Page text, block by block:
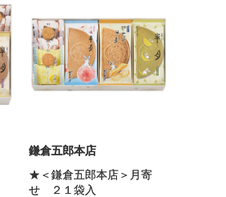
鎌倉五郎本店
★＜鎌倉五郎本店＞月寄
せ ２１袋入